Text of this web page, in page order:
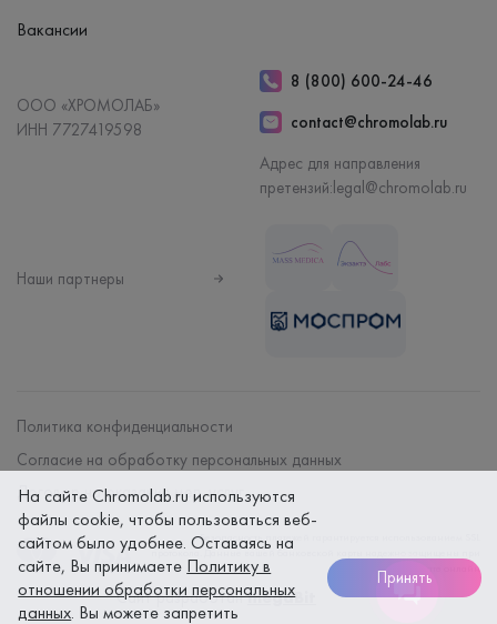
Вакансии
ООО «ХРОМОЛАБ»
ИНН 7727419598
8 (800) 600-24-46
contact@chromolab.ru
Адрес для направления
претензий:legal@chromolab.ru
Наши партнеры
Политика конфиденциальности
Согласие на обработку персональных данных
Договор на оказание мед. услуг
Безопасность платежей гарантируется использованием SSL
протокола. Данные вашей банковской карты надежно защищены при
оплате онлайн
Сайт разработанmegaBit
На сайте Chromolab.ru используются
файлы cookie, чтобы пользоваться веб-
сайтом было удобнее. Оставаясь на
сайте, Вы принимаете Политику в
отношении обработки персональных
данных. Вы можете запретить
Принять